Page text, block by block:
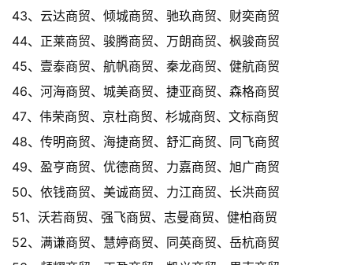
43、云达商贸、倾城商贸、驰玖商贸、财奕商贸
44、正莱商贸、骏腾商贸、万朗商贸、枫骏商贸
45、壹泰商贸、航帆商贸、秦龙商贸、健航商贸
46、河海商贸、城美商贸、捷亚商贸、森格商贸
47、伟荣商贸、京杜商贸、杉城商贸、文标商贸
48、传明商贸、海捷商贸、舒汇商贸、同飞商贸
49、盈亨商贸、优德商贸、力嘉商贸、旭广商贸
50、依钱商贸、美诚商贸、力江商贸、长洪商贸
51、沃若商贸、强飞商贸、志曼商贸、健柏商贸
52、满谦商贸、慧婷商贸、同英商贸、岳杭商贸